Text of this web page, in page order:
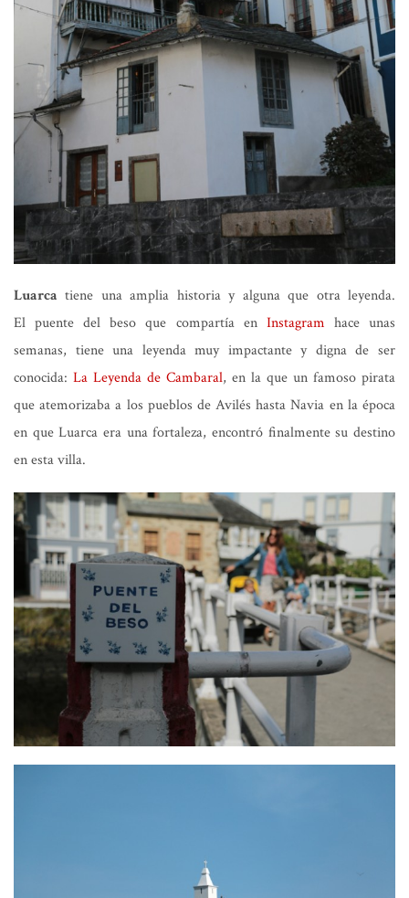
Luarca tiene una amplia historia y alguna que otra leyenda.
El puente del beso que compartía en Instagram hace unas
semanas, tiene una leyenda muy impactante y digna de ser
conocida: La Leyenda de Cambaral, en la que un famoso pirata
que atemorizaba a los pueblos de Avilés hasta Navia en la época
en que Luarca era una fortaleza, encontró finalmente su destino
en esta villa.